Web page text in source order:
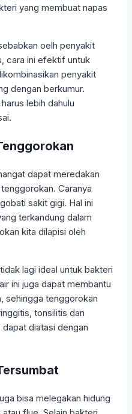
yang membuat napas
oelh penyakit
cara ini efektif untuk
penyakit
dengan berkumur.
lebih dahulu
dapat meredakan
Caranya
sakit gigi. Hal ini
terkandung dalam
kita dilapisi oleh
lagi ideal untuk bakteri
ini juga dapat membantu
sehingga tenggorokan
tonsilitis dan
diatasi dengan
bisa melegakan hidung